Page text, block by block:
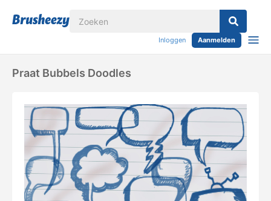
Inloggen Aanmelden
Praat Bubbels Doodles